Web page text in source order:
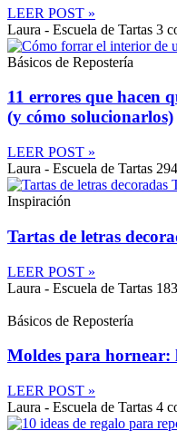
LEER POST »
Laura - Escuela de Tartas 3
Básicos de Repostería
11 errores que hacen
(y cómo solucionarlos)
LEER POST »
Laura - Escuela de Tartas
Inspiración
Tartas de letras
LEER POST »
Laura - Escuela de Tartas
Básicos de Repostería
Moldes para
LEER POST »
Laura - Escuela de Tartas 4